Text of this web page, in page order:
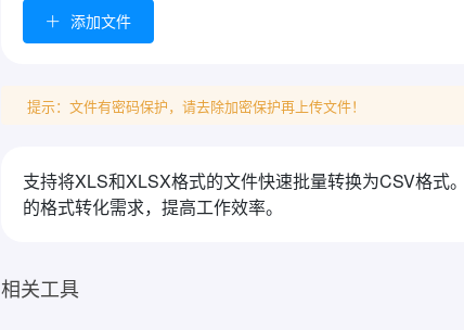
添加文件
提示：文件有密码保护，请去除加密保护再上传文件！
支持将XLS和XLSX格式的文件快速批量转换为CSV格式
的格式转化需求，提高工作效率。
相关工具